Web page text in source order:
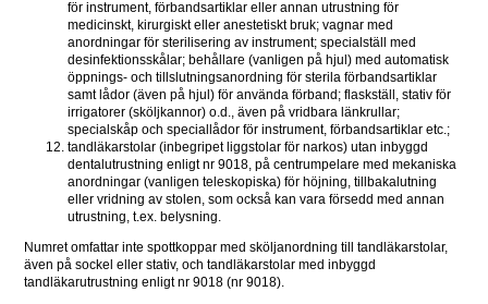
för instrument, förbandsartiklar eller annan utrustning för
medicinskt, kirurgiskt eller anestetiskt bruk; vagnar med
anordningar för sterilisering av instrument; specialställ med
desinfektionsskålar; behållare (vanligen på hjul) med automatisk
öppnings- och tillslutningsanordning för sterila förbandsartiklar
samt lådor (även på hjul) för använda förband; flaskställ, stativ för
irrigatorer (sköljkannor) o.d., även på vridbara länkrullar;
specialskåp och speciallådor för instrument, förbandsartiklar etc.;
tandläkarstolar (inbegripet liggstolar för narkos) utan inbyggd
dentalutrustning enligt nr 9018, på centrumpelare med mekaniska
anordningar (vanligen teleskopiska) för höjning, tillbakalutning
eller vridning av stolen, som också kan vara försedd med annan
utrustning, t.ex. belysning.
Numret omfattar inte spottkoppar med sköljanordning till tandläkarstolar,
även på sockel eller stativ, och tandläkarstolar med inbyggd
tandläkarutrustning enligt nr 9018 (nr 9018).